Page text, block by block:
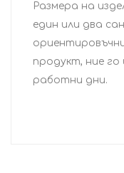
Размера на
един или два
продукт, ние
работни дни.